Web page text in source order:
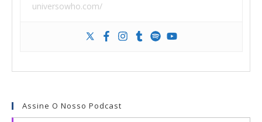
universowho.com/
Assine O Nosso Podcast